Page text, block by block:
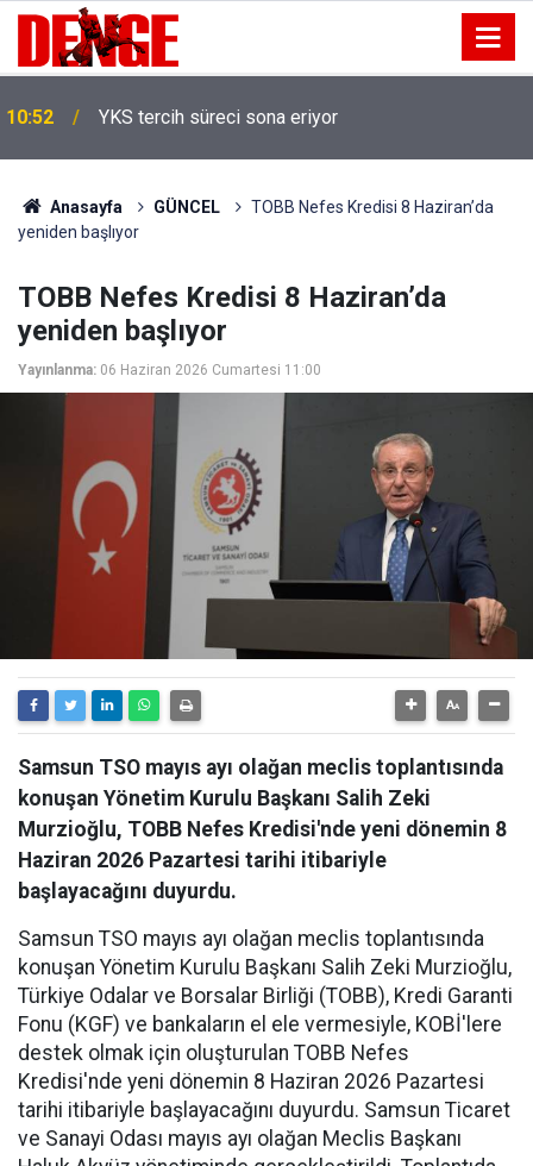
10:52 YKS tercih süreci sona eriyor
Anasayfa GÜNCEL
TOBB Nefes Kredisi 8 Haziran’da
yeniden başlıyor
TOBB Nefes Kredisi 8 Haziran’da
yeniden başlıyor
Yayınlanma: 06 Haziran 2026 Cumartesi 11:00
Samsun TSO mayıs ayı olağan meclis toplantısında
konuşan Yönetim Kurulu Başkanı Salih Zeki
Murzioğlu, TOBB Nefes Kredisi'nde yeni dönemin 8
Haziran 2026 Pazartesi tarihi itibariyle
başlayacağını duyurdu.
Samsun TSO mayıs ayı olağan meclis toplantısında
konuşan Yönetim Kurulu Başkanı Salih Zeki Murzioğlu,
Türkiye Odalar ve Borsalar Birliği (TOBB), Kredi Garanti
Fonu (KGF) ve bankaların el ele vermesiyle, KOBİ'lere
destek olmak için oluşturulan TOBB Nefes
Kredisi'nde yeni dönemin 8 Haziran 2026 Pazartesi
tarihi itibariyle başlayacağını duyurdu. Samsun Ticaret
ve Sanayi Odası mayıs ayı olağan Meclis Başkanı